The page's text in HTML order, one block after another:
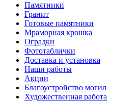
Памятники
Гранит
Готовые памятники
Мраморная крошка
Оградки
Фототаблички
Доставка и установка
Наши работы
Акции
Благоустройство могил
Художественная работа